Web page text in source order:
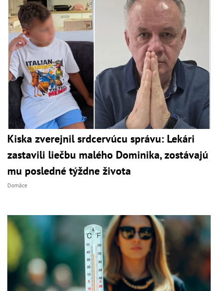
Kiska zverejnil srdcervúcu správu: Lekári
zastavili liečbu malého Dominika, zostávajú
mu posledné týždne života
Domáce